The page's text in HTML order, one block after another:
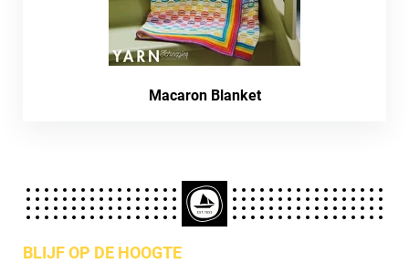
Macaron Blanket
BLIJF OP DE HOOGTE